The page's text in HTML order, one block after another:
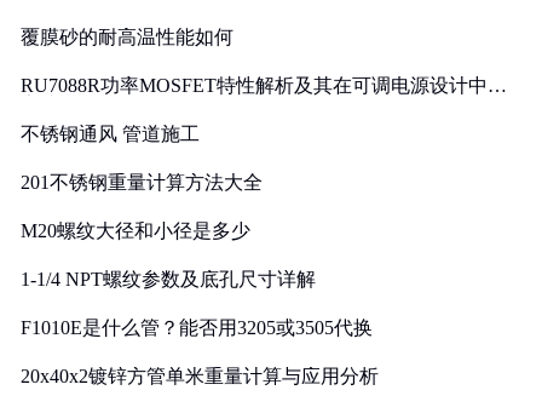
覆膜砂的耐高温性能如何
RU7088R功率MOSFET特性解析及其在可调电源设计中的
不锈钢通风 管道施工
201不锈钢重量计算方法大全
M20螺纹大径和小径是多少
1-1/4 NPT螺纹参数及底孔尺寸详解
F1010E是什么管？能否用3205或3505代换
20x40x2镀锌方管单米重量计算与应用分析